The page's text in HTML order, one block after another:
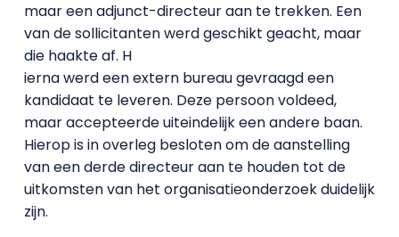
maar een adjunct-directeur aan te trekken. Een
van de sollicitanten werd geschikt geacht, maar
die haakte af. H
ierna werd een extern bureau gevraagd een
kandidaat te leveren. Deze persoon voldeed,
maar accepteerde uiteindelijk een andere baan.
Hierop is in overleg besloten om de aanstelling
van een derde directeur aan te houden tot de
uitkomsten van het organisatieonderzoek duidelijk
zijn.